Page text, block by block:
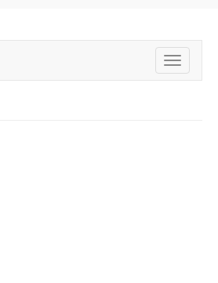
Toggle